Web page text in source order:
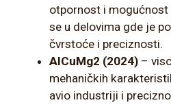
otpornost i
se u delovima gde je
čvrstoće i preciznosti.
AlCuMg2 (2024) –
mehaničkih
avio industriji i